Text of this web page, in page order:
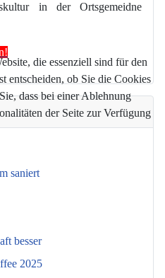
in der Ortsgemeidne
saniert
besser
2025
die essenziell sind für den
entscheiden, ob Sie die Cookies
dass bei einer Ablehnung
der Seite zur Verfügung